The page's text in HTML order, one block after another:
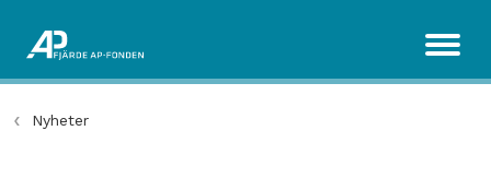
Nyheter